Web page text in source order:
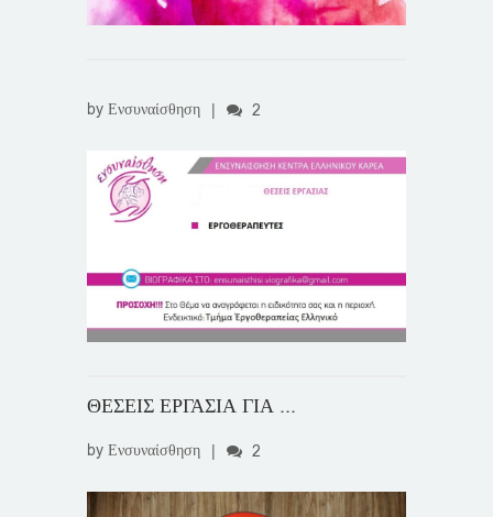
by Ενσυναίσθηση | 2
ΘΕΣΕΙΣ ΕΡΓΑΣΙΑ ΓΙΑ ...
by Ενσυναίσθηση | 2